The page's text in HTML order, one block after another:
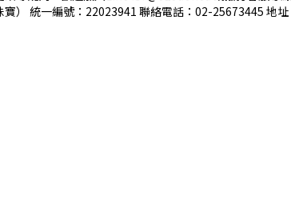
寶） 統一編號：22023941 聯絡電話：02-25673445 地